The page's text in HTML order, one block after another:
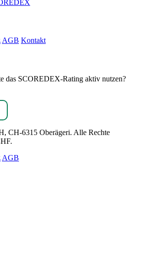
AGB Kontakt
das SCOREDEX-Rating aktiv nutzen?
CH-6315 Oberägeri. Alle Rechte
AGB